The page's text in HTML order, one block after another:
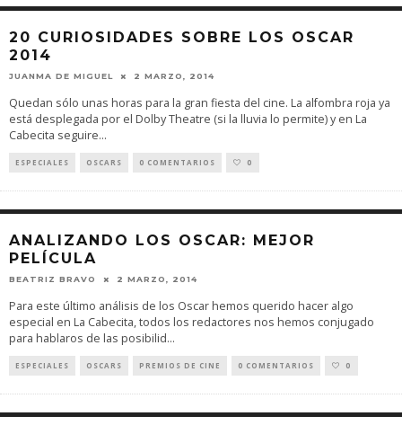
20 CURIOSIDADES SOBRE LOS OSCAR
2014
JUANMA DE MIGUEL 2 MARZO, 2014
Quedan sólo unas horas para la gran fiesta del cine. La alfombra roja ya
está desplegada por el Dolby Theatre (si la lluvia lo permite) y en La
Cabecita seguire...
ESPECIALES OSCARS 0 COMENTARIOS 0
ANALIZANDO LOS OSCAR: MEJOR
PELÍCULA
BEATRIZ BRAVO 2 MARZO, 2014
Para este último análisis de los Oscar hemos querido hacer algo
especial en La Cabecita, todos los redactores nos hemos conjugado
para hablaros de las posibilid...
ESPECIALES OSCARS PREMIOS DE CINE 0 COMENTARIOS 0